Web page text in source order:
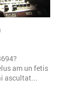
am un fetis
ascultat...